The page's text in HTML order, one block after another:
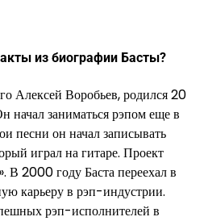
из биографии Басты?
Алексей Воробьев, родился 20
начал заниматься рэпом еще в
песни он начал записывать
играл на гитаре. Проект
В 2000 году Баста переехал в
карьеру в рэп-индустрии.
рэп-исполнителей в